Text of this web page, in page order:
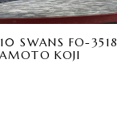
SWANS FO-3518
KOJI